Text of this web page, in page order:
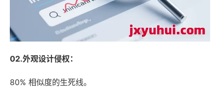
02.外观设计侵权：
80% 相似度的生死线。